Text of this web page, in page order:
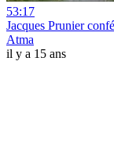
53:17
Jacques Prunier
Atma
il y a 15 ans